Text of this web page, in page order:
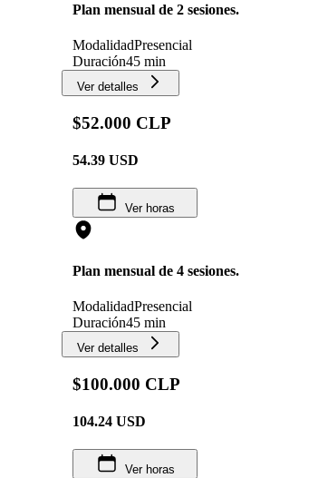
Plan mensual de 2 sesiones.
ModalidadPresencial
Duración45 min
Ver detalles
$52.000 CLP
54.39 USD
Ver horas
Plan mensual de 4 sesiones.
ModalidadPresencial
Duración45 min
Ver detalles
$100.000 CLP
104.24 USD
Ver horas